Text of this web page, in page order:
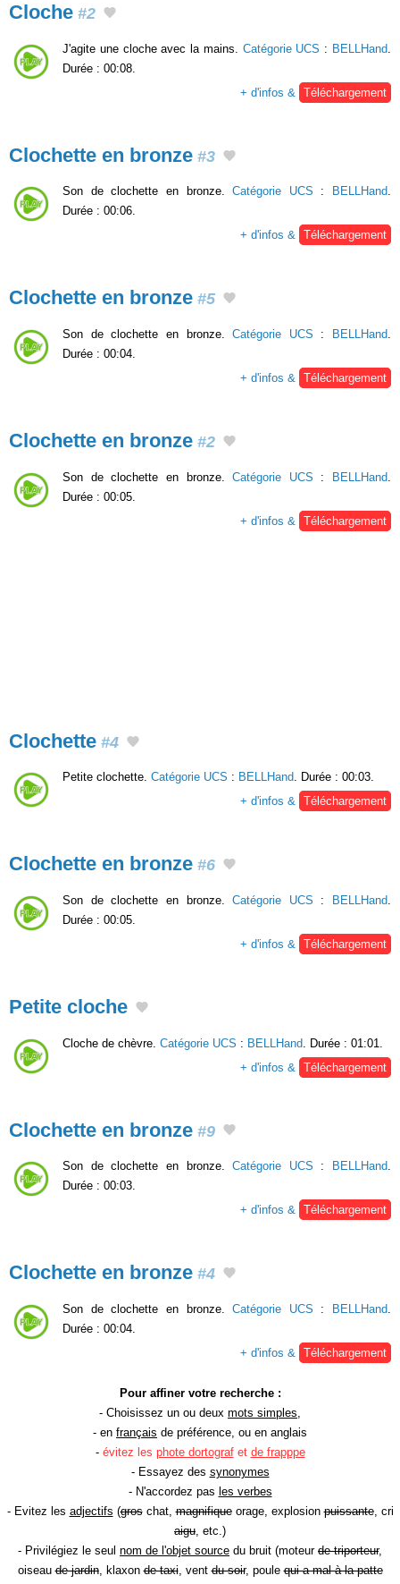
Cloche #2
J'agite une cloche avec la mains. Catégorie UCS : BELLHand
Durée : 00:08.
+ d'infos &
Téléchargement
Clochette en bronze #3
Son de clochette en bronze.Catégorie UCS : BELLHand.
Durée : 00:06.
+ d'infos & Téléchargement
Clochette en bronze #5
Son de clochette en bronze.Catégorie UCS : BELLHand.
Durée : 00:04.
+ d'infos & Téléchargement
Clochette en bronze #2
Son de clochette en bronze.Catégorie UCS : BELLHand
Durée : 00:05.
+ d'infos &
Téléchargement
Clochette #4
Petite clochette. Catégorie UCS : BELLHand. Durée : 00:03.
+ d'infos & Téléchargement
Clochette en bronze #6
Son de clochette en bronze.Catégorie UCS : BELLHand.
Durée : 00:05.
+ d'infos & Téléchargement
Petite cloche
Cloche de chèvre. Catégorie UCS : BELLHand . Durée : 01:01.
+ d'infos &
Téléchargement
Clochette en bronze #9
Son de clochette en bronze.Catégorie UCS : BELLHand.
Durée : 00:03.
+ d'infos & Téléchargement
Clochette en bronze #4
Son de clochette en bronze.Catégorie UCS : BELLHand
Durée : 00:04.
+ d'infos &
Téléchargement
Pour affiner votre recherche :
- Choisissez un ou deux mots simples
- en français de préférence, ou en anglais
- évitez les phote dortografet de frapppe
- Essayez des synonymes
- N'accordez pas les verbes
- Evitez les adjectifs (groschat,magnifiqueorage, explosionpuissante, cri
aigu , etc.)
- Privilégiez le seul nom de l'objet source du bruit (moteur de triporteur,
oiseaude jardin, klaxonde taxi, ventdu soir, poulequi a mal à la patte